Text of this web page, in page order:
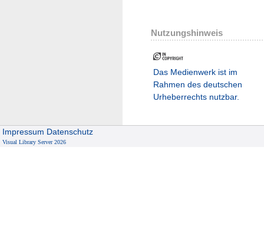
Nutzungshinweis
Das Medienwerk ist im
Rahmen des deutschen
Urheberrechts nutzbar.
Impressum Datenschutz
Visual Library Server 2026